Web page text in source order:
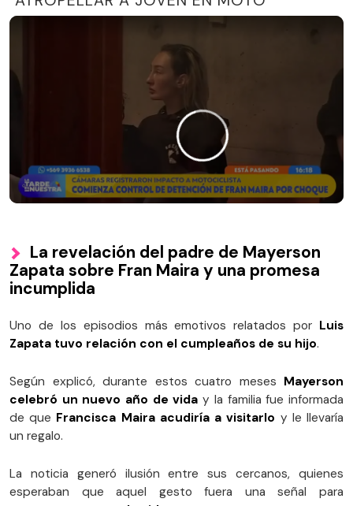
La revelación del padre de Mayerson
Zapata sobre Fran Maira y una promesa
incumplida
Uno de los episodios más emotivos relatados por Luis
Zapata tuvo relación con el cumpleaños de su hijo.
Según explicó, durante estos cuatro meses Mayerson
celebró un nuevo año de vida y la familia fue informada
de que Francisca Maira acudiría a visitarlo y le llevaría
un regalo.
La noticia generó ilusión entre sus cercanos, quienes
esperaban que aquel gesto fuera una señal para